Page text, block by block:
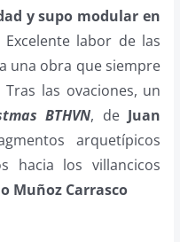
y supo modular en
Excelente labor de las
una obra que siempre
las ovaciones, un
BTHVN, de Juan
arquetípicos
hacia los villancicos
Muñoz Carrasco